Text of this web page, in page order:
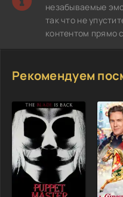
незабываемые
так что не
контентом прямо
Рекомендуем